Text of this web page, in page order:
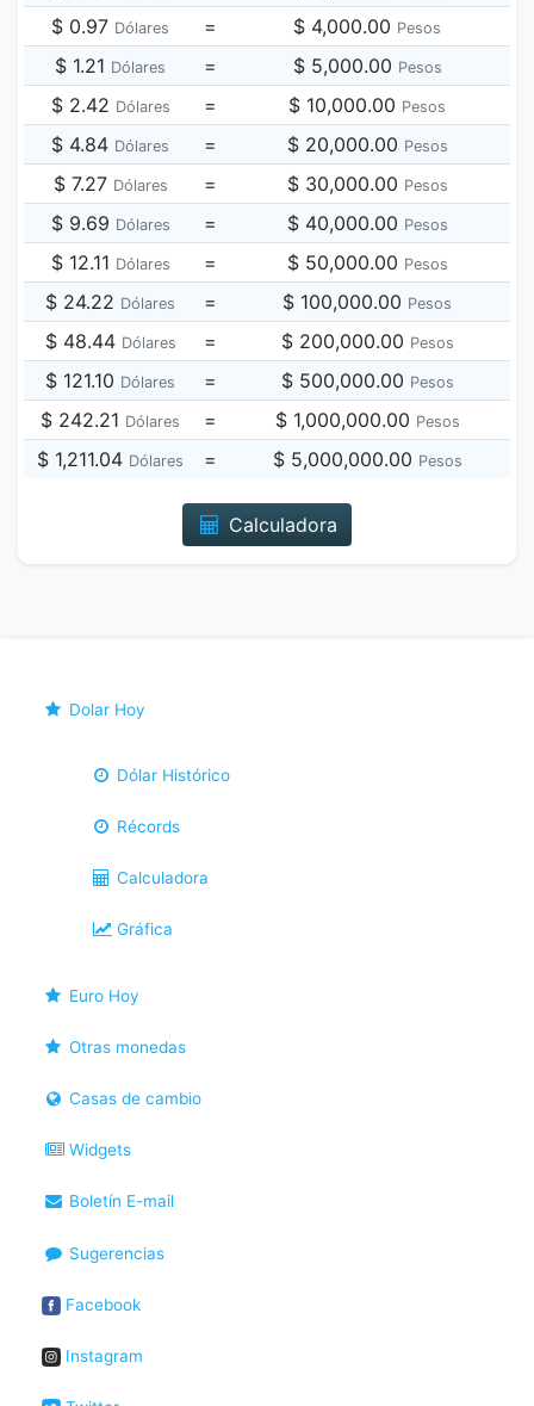
$ 0.97 Dólares = $ 4,000.00 Pesos
$ 1.21 Dólares = $ 5,000.00 Pesos
$ 2.42 Dólares = $ 10,000.00 Pesos
$ 4.84 Dólares = $ 20,000.00 Pesos
$ 7.27 Dólares = $ 30,000.00 Pesos
$ 9.69 Dólares = $ 40,000.00 Pesos
$ 12.11 Dólares = $ 50,000.00 Pesos
$ 24.22 Dólares = $ 100,000.00 Pesos
$ 48.44 Dólares = $ 200,000.00 Pesos
$ 121.10 Dólares = $ 500,000.00 Pesos
$ 242.21 Dólares = $ 1,000,000.00 Pesos
$ 1,211.04 Dólares = $ 5,000,000.00 Pesos
Calculadora
Dolar Hoy
Dólar Histórico
Récords
Calculadora
Gráfica
Euro Hoy
Otras monedas
Casas de cambio
Widgets
Boletín E-mail
Sugerencias
Facebook
Instagram